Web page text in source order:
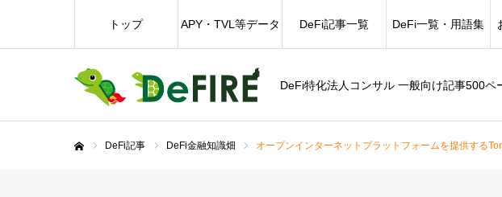
DeFi特化法人コンサル 一般向け記事500ペ
トップ APY・TVL等データ DeFi記事一覧 DeFi一覧・用語集
DeFi記事 DeFi金融知識畑 オープンインターネットプラットフォームを提供する